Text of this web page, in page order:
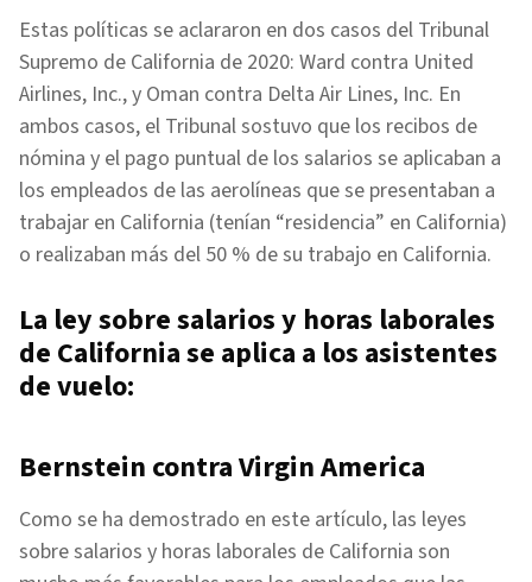
Estas políticas se aclararon en dos casos del Tribunal
Supremo de California de 2020: Ward contra United
Airlines, Inc., y Oman contra Delta Air Lines, Inc. En
ambos casos, el Tribunal sostuvo que los recibos de
nómina y el pago puntual de los salarios se aplicaban a
los empleados de las aerolíneas que se presentaban a
trabajar en California (tenían “residencia” en California)
o realizaban más del 50 % de su trabajo en California.
La ley sobre salarios y horas laborales
de California se aplica a los asistentes
de vuelo:
Bernstein contra Virgin America
Como se ha demostrado en este artículo, las leyes
sobre salarios y horas laborales de California son